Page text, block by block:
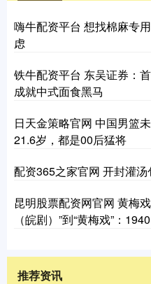
嗨牛配资平台 想找棉麻专
虑
铁牛配资平台 东吴证券：
成就中式面食黑马
日天金策略官网 中国男篮
21.6岁，都是00后猛将
配资365之家官网 开封灌汤
昆明股票配资网官网 黄梅
（皖剧）”到“黄梅戏”：1940
推荐资讯